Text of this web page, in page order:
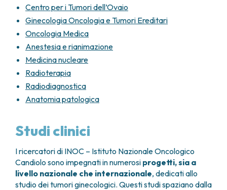
Centro per i Tumori dell’Ovaio
Ginecologia Oncologia e Tumori Ereditari
Oncologia Medica
Anestesia e rianimazione
Medicina nucleare
Radioterapia
Radiodiagnostica
Anatomia patologica
Studi clinici
I ricercatori di INOC – Istituto Nazionale Oncologico
Candiolo sono impegnati in numerosi progetti, sia a
livello nazionale che internazionale, dedicati allo
studio dei tumori ginecologici. Questi studi spaziano dalla